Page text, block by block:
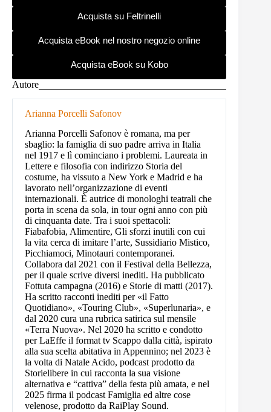
Acquista su Feltrinelli
Acquista eBook nel nostro negozio online
Acquista eBook su Kobo
Autore
Arianna Porcelli Safonov
Arianna Porcelli Safonov è romana, ma per
sbaglio: la famiglia di suo padre arriva in Italia
nel 1917 e lì cominciano i problemi. Laureata in
Lettere e filosofia con indirizzo Storia del
costume, ha vissuto a New York e Madrid e ha
lavorato nell’organizzazione di eventi
internazionali. È autrice di monologhi teatrali che
porta in scena da sola, in tour ogni anno con più
di cinquanta date. Tra i suoi spettacoli:
Fiabafobia, Alimentire, Gli sforzi inutili con cui
la vita cerca di imitare l’arte, Sussidiario Mistico,
Picchiamoci, Minotauri contemporanei.
Collabora dal 2021 con il Festival della Bellezza,
per il quale scrive diversi inediti. Ha pubblicato
Fottuta campagna (2016) e Storie di matti (2017).
Ha scritto racconti inediti per «il Fatto
Quotidiano», «Touring Club», «Superlunaria», e
dal 2020 cura una rubrica satirica sul mensile
«Terra Nuova». Nel 2020 ha scritto e condotto
per LaEffe il format tv Scappo dalla città, ispirato
alla sua scelta abitativa in Appennino; nel 2023 è
la volta di Natale Acido, podcast prodotto da
Storielibere in cui racconta la sua visione
alternativa e “cattiva” della festa più amata, e nel
2025 firma il podcast Famiglia ed altre cose
velenose, prodotto da RaiPlay Sound.